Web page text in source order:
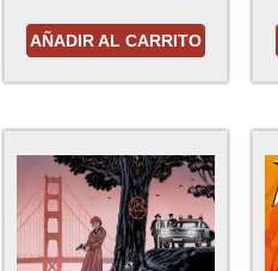
AÑADIR AL CARRITO